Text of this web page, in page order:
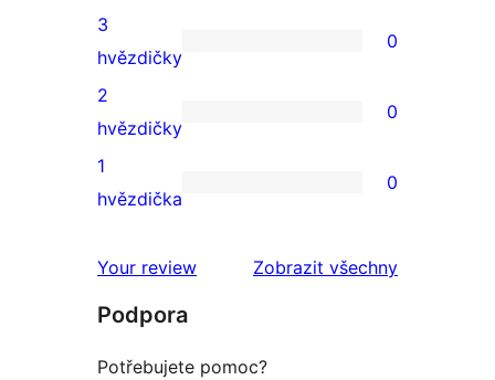
4hvězdičkové
hodnocení
0
3hvězdičkové
hodnocení
3
hvězdičky
0
0
2hvězdičkové
hodnocení
2
hvězdičky
0
0
hodnocení
1
hvězdička
0
Your review Zobrazit všechnyrecenze
Podpora
Potřebujete pomoc?